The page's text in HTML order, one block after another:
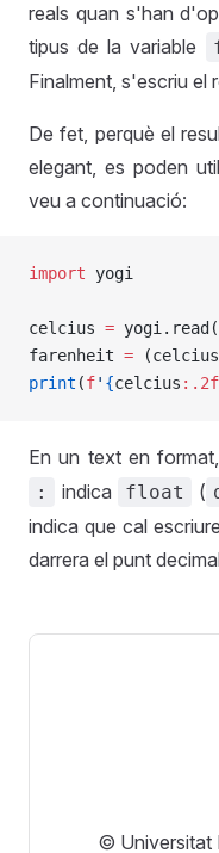
reals quan s'han
tipus de la variable
Finalment, s'escriu el
De fet, perquè el
elegant, es poden
veu a continuació:
import yogi
celcius = yogi.read(
farenheit = (celcius
print (f' {celcius :.2f
En un text en
: indica float (
indica que cal
darrera el punt
© Universitat